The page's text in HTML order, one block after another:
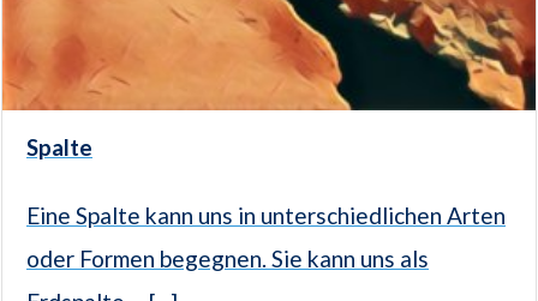
Spalte
Eine Spalte kann uns in unterschiedlichen Arten
oder Formen begegnen. Sie kann uns als